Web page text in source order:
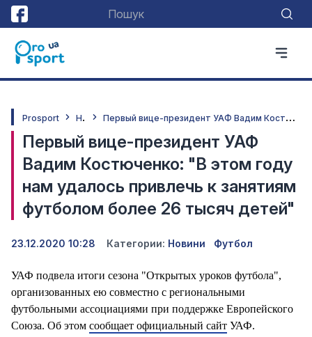
Prosport Новини П
ервый вице-президент УАФ Вадим Костюченко: "В этом году нам удалось привлечь к занятиям футболом более 26 тысяч детей"
Первый вице-президент УАФ
Вадим Костюченко: "В этом году
нам удалось привлечь к занятиям
футболом более 26 тысяч детей"
23.12.2020 10:28 Категории: Новини Футбол
УАФ подвела итоги сезона "Открытых уроков футбола",
организованных ею совместно с региональными
футбольными ассоциациями при поддержке Европейского
Союза. Об этом сообщает официальный сайт УАФ.